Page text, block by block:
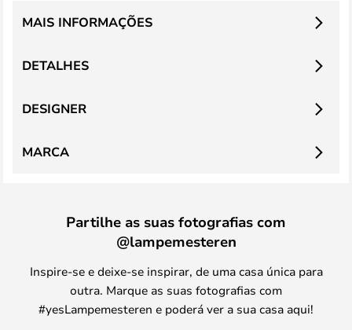
DETALHES
MAIS INFORMAÇÕES
DESIGNER
MARCA
Partilhe as suas fotografias com
@lampemesteren
Inspire-se e deixe-se inspirar, de uma casa única para
outra. Marque as suas fotografias com
#yesLampemesteren e poderá ver a sua casa aqui!